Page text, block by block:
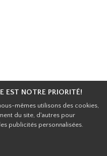
EST NOTRE PRIORITÉ!
mêmes utilisons des cookies,
du site, d'autres pour
publicités personnalisées.